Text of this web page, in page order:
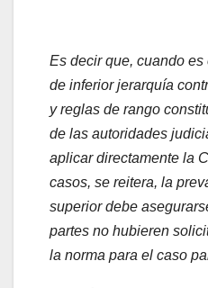
Es decir que, cuando
de inferior jerarquía
y reglas de rango
de las autoridades
aplicar directamente la
casos, se reitera, la
superior debe
partes no hubieren
la norma para el caso